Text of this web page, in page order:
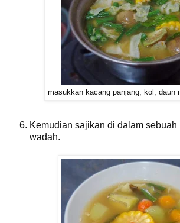
masukkan kacang panjang, kol, daun
Kemudian sajikan di dalam sebuah
wadah.